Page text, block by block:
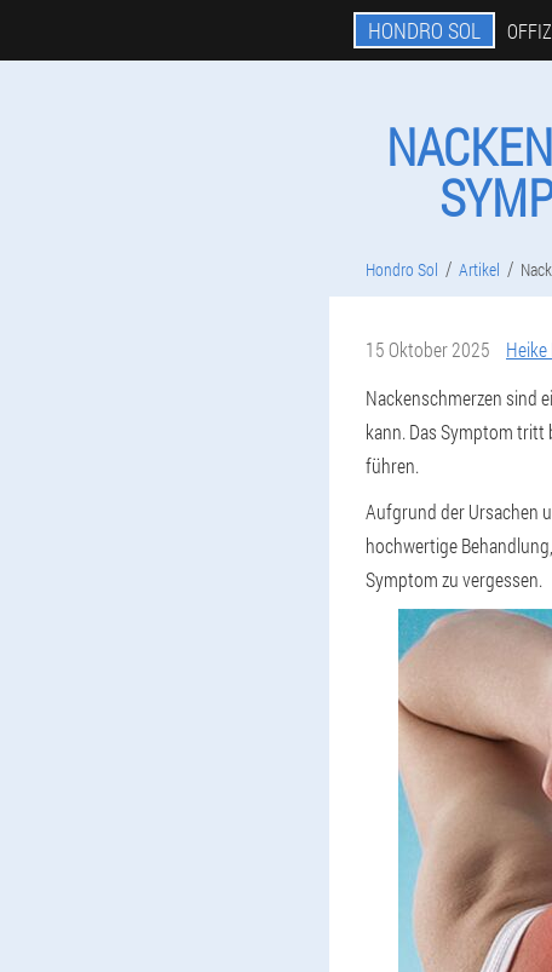
HONDRO SOL
Hondro Sol Artikel
15 Oktober 2025
Nackenschmerzen sind
kann. Das Symptom tritt
führen.
Aufgrund der Ursachen
hochwertige
Symptom zu vergessen.